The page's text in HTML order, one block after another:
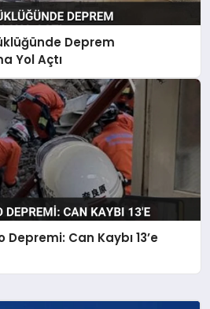
Deprem
Yol Açtı
Can Kaybı 13’e